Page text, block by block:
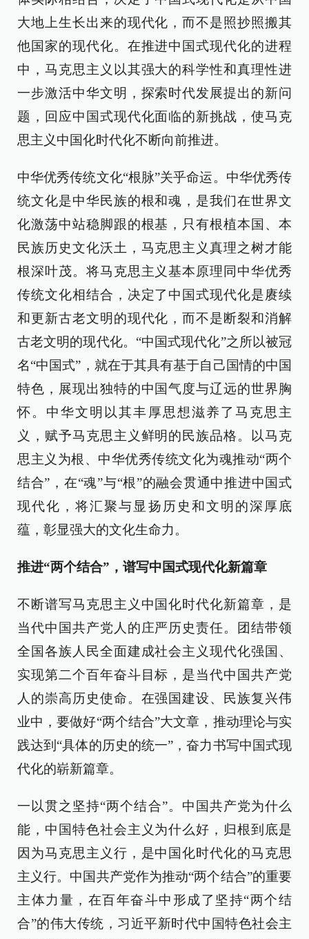
大地上生长出来的现代化，而不是照抄照搬其
他国家的现代化。在推进中国式现代化的进程
中，马克思主义以其强大的科学性和真理性进
一步激活中华文明，探索时代发展提出的新问
题，回应中国式现代化面临的新挑战，使马克
思主义中国化时代化不断向前推进。
中华优秀传统文化“根脉”关乎命运。中华优秀传
统文化是中华民族的根和魂，是我们在世界文
化激荡中站稳脚跟的根基，只有根植本国、本
民族历史文化沃土，马克思主义真理之树才能
根深叶茂。将马克思主义基本原理同中华优秀
传统文化相结合，决定了中国式现代化是赓续
和更新古老文明的现代化，而不是断裂和消解
古老文明的现代化。“中国式现代化”之所以被冠
名“中国式”，就在于其具有基于自己国情的中国
特色，展现出独特的中国气度与辽远的世界胸
怀。中华文明以其丰厚思想滋养了马克思主
义，赋予马克思主义鲜明的民族品格。以马克
思主义为根、中华优秀传统文化为魂推动“两个
结合”，在“魂”与“根”的融会贯通中推进中国式
现代化，将汇聚与显扬历史和文明的深厚底
蕴，彰显强大的文化生命力。
推进“两个结合”，谱写中国式现代化新篇章
不断谱写马克思主义中国化时代化新篇章，是
当代中国共产党人的庄严历史责任。团结带领
全国各族人民全面建成社会主义现代化强国、
实现第二个百年奋斗目标，是当代中国共产党
人的崇高历史使命。在强国建设、民族复兴伟
业中，要做好“两个结合”大文章，推动理论与实
践达到“具体的历史的统一”，奋力书写中国式现
代化的崭新篇章。
一以贯之坚持“两个结合”。中国共产党为什么
能，中国特色社会主义为什么好，归根到底是
因为马克思主义行，是中国化时代化的马克思
主义行。中国共产党作为推动“两个结合”的重要
主体力量，在百年奋斗中形成了坚持“两个结
合”的伟大传统，习近平新时代中国特色社会主